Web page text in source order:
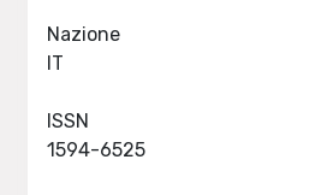
Nazione
ISSN